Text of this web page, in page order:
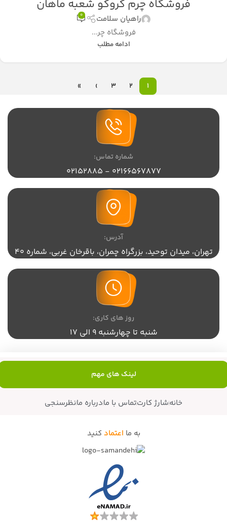
فروشگاه چرم کروکو شعبه ماهان
راهیان سلامت 0
فروشگاه چر...
ادامه مطلب
1
2
3
›
»
شماره تماس:
02166567877 - 02152885
آدرس:
تهران،‌ میدان توحید، بزرگراه چمران، باقرخان غربی، شماره 40
روز های کاری:
شنبه تا چهارشنبه 9 الی 17
لینک های مهم
خانهشارژ کارتتماس با مادرباره مانظرسنجی
به ما اعتماد کنید